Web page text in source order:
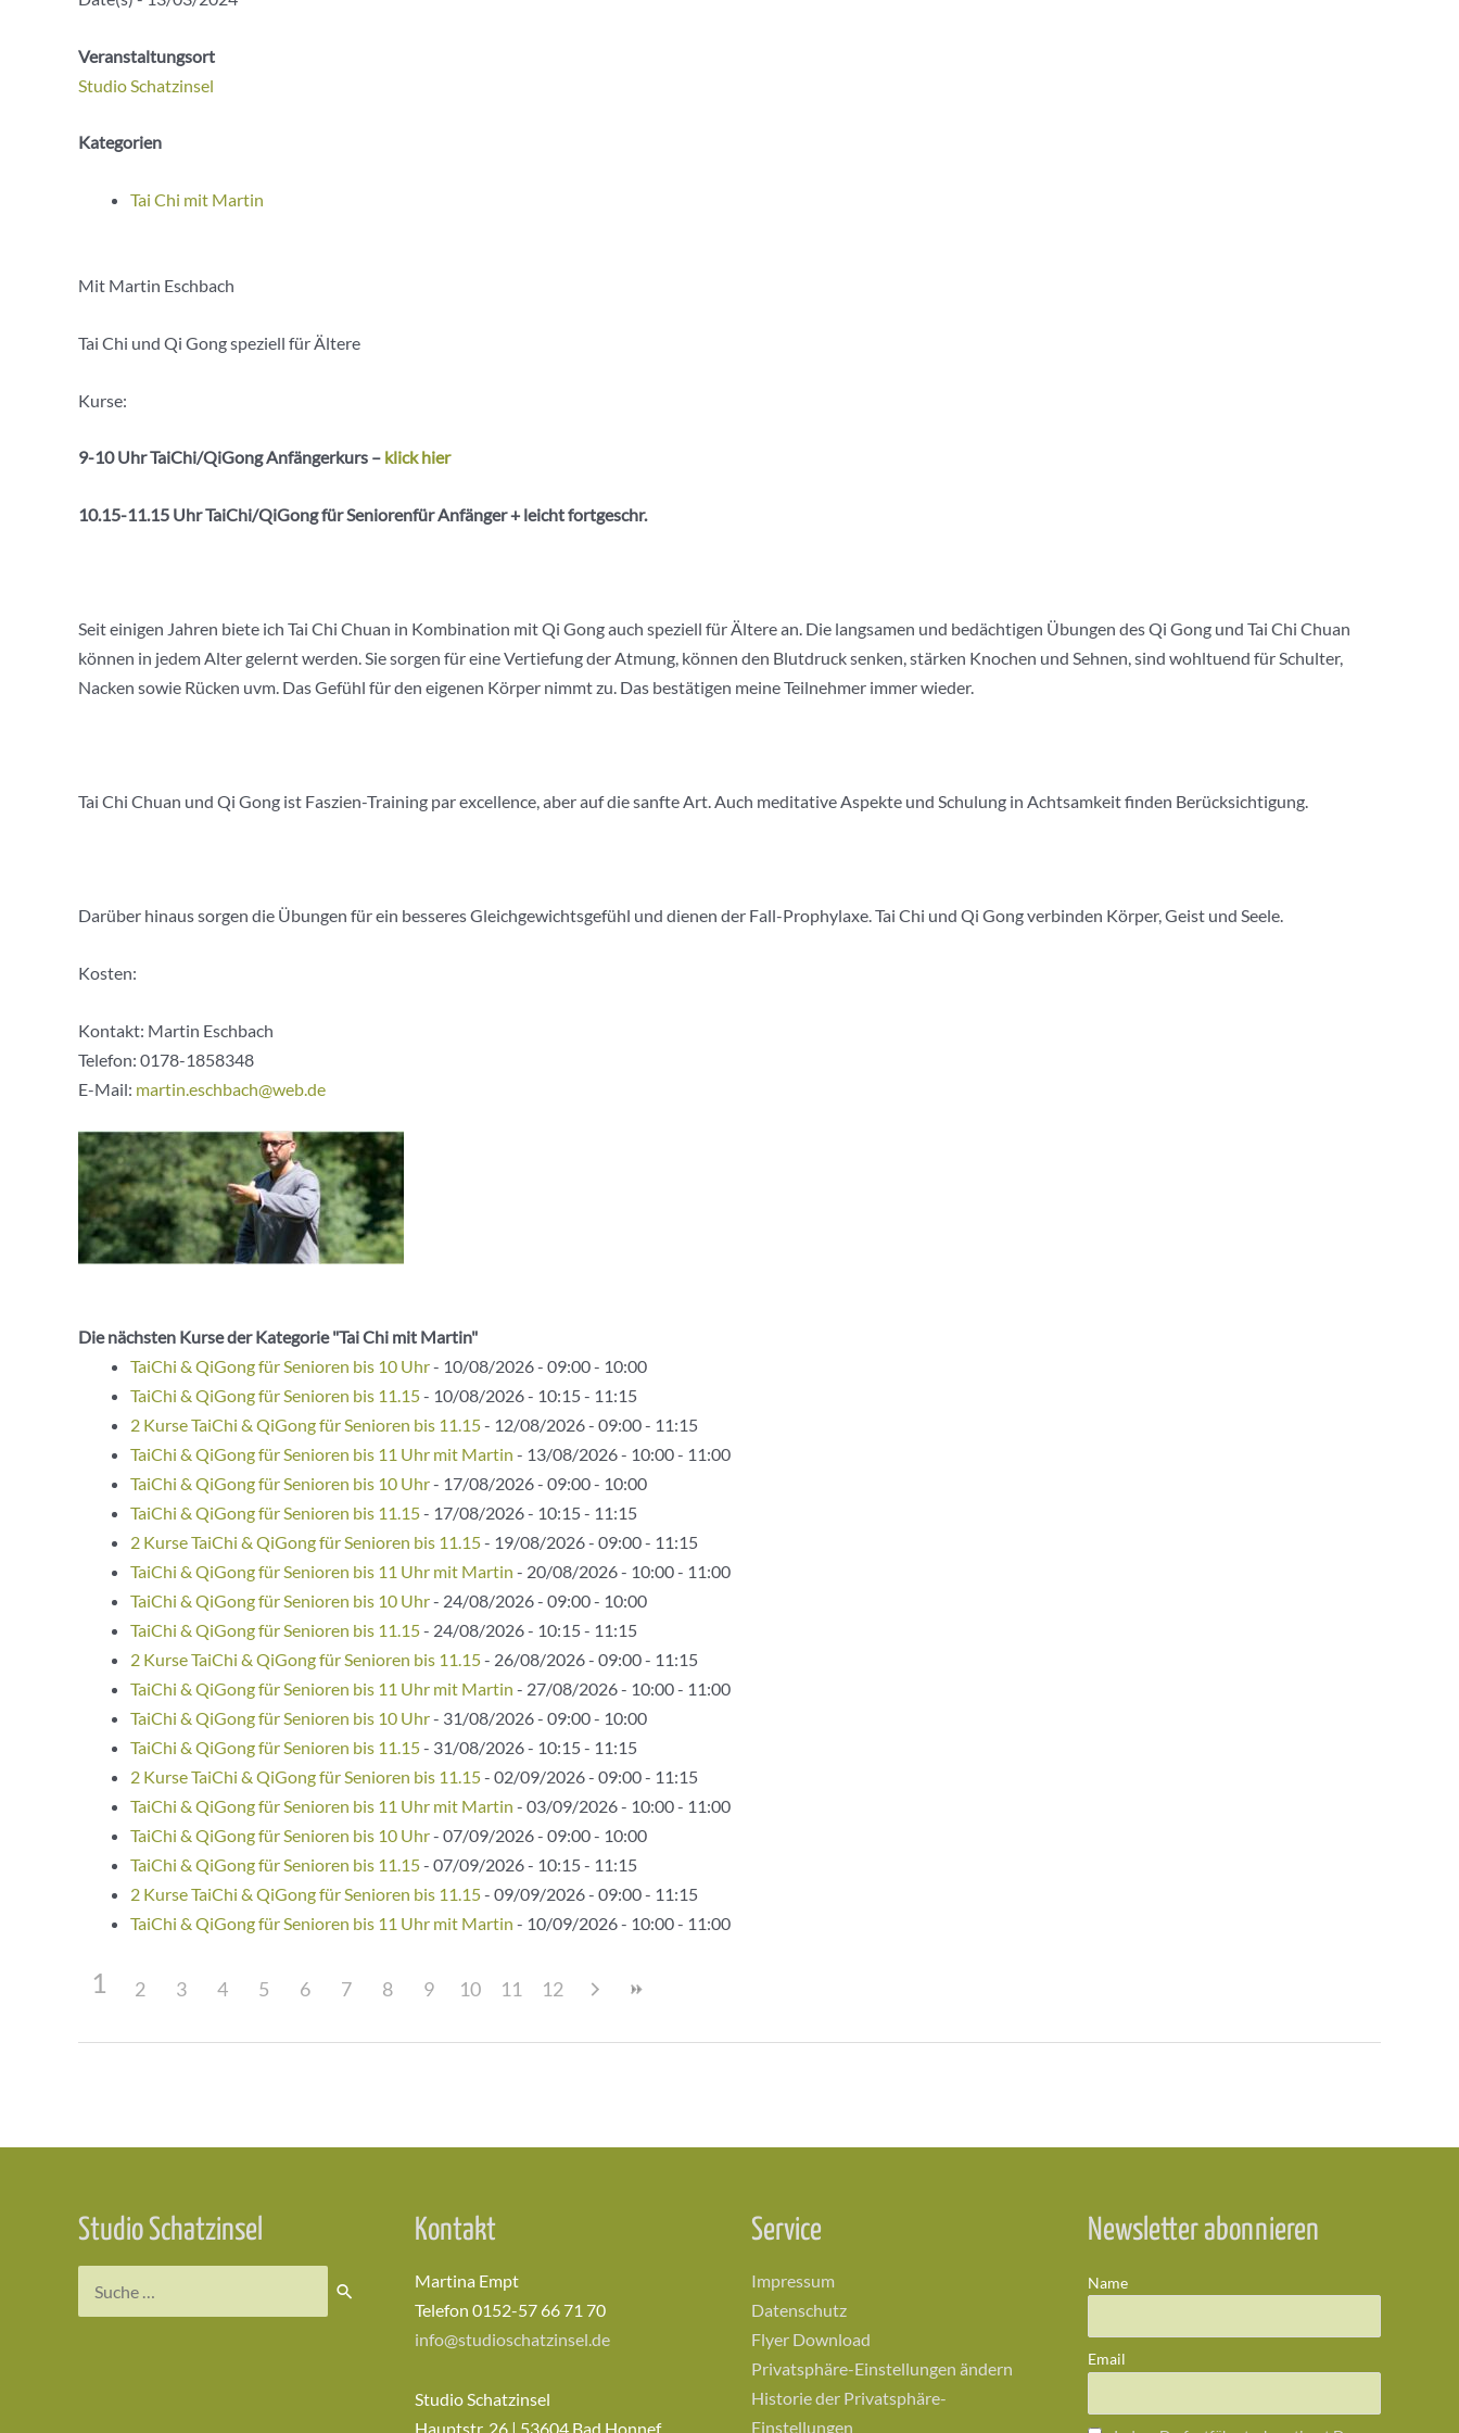
Veranstaltungsort
Studio Schatzinsel
Kategorien
Tai Chi mit Martin
Mit Martin Eschbach
Tai Chi und Qi Gong speziell für Ältere
Kurse:
9-10 UhrTaiChi/QiGongAnfängerkurs – klick hier
10.15-11.15 UhrTaiChi/QiGongfürSeniorenfürAnfänger + leichtfortgeschr.
Seit einigen Jahren biete ich Tai Chi Chuan in Kombination mit Qi Gong auch speziell für Ältere an. Die langsamen und bedächtigen Übungen des Qi Gong und Tai Chi Chuan
können in jedem Alter gelernt werden. Sie sorgen für eine Vertiefung der Atmung, können den Blutdruck senken, stärken Knochen und Sehnen, sind wohltuend für Schulter,
Nacken sowie Rücken uvm. Das Gefühl für den eigenen Körper nimmt zu. Das bestätigen meine Teilnehmer immer wieder.
Tai Chi Chuan und Qi Gong ist Faszien-Training par excellence, aber auf die sanfte Art. Auch meditative Aspekte und Schulung in Achtsamkeit finden Berücksichtigung.
Darüber hinaus sorgen die Übungen für ein besseres Gleichgewichtsgefühl und dienen der Fall-Prophylaxe. Tai Chi und Qi Gong verbinden Körper, Geist und Seele.
Kosten:
Kontakt: Martin Eschbach
Telefon: 0178-1858348
E-Mail: martin.eschbach@web.de
Die nächsten Kurse der Kategorie "Tai Chi mit Martin"
TaiChi & QiGong für Senioren bis 10 Uhr- 10/08/2026 - 09:00 - 10:00
TaiChi & QiGong für Senioren bis 11.15- 10/08/2026 - 10:15 - 11:15
2 Kurse TaiChi & QiGong für Senioren bis 11.15- 12/08/2026 - 09:00 - 11:15
TaiChi & QiGong für Senioren bis 11 Uhr mit Martin - 13/08/2026 - 10:00 - 11:00
TaiChi & QiGong für Senioren bis 10 Uhr- 17/08/2026 - 09:00 - 10:00
TaiChi & QiGong für Senioren bis 11.15- 17/08/2026 - 10:15 - 11:15
2 Kurse TaiChi & QiGong für Senioren bis 11.15- 19/08/2026 - 09:00 - 11:15
TaiChi & QiGong für Senioren bis 11 Uhr mit Martin - 20/08/2026 - 10:00 - 11:00
TaiChi & QiGong für Senioren bis 10 Uhr- 24/08/2026 - 09:00 - 10:00
TaiChi & QiGong für Senioren bis 11.15- 24/08/2026 - 10:15 - 11:15
2 Kurse TaiChi & QiGong für Senioren bis 11.15- 26/08/2026 - 09:00 - 11:15
TaiChi & QiGong für Senioren bis 11 Uhr mit Martin - 27/08/2026 - 10:00 - 11:00
TaiChi & QiGong für Senioren bis 10 Uhr- 31/08/2026 - 09:00 - 10:00
TaiChi & QiGong für Senioren bis 11.15- 31/08/2026 - 10:15 - 11:15
2 Kurse TaiChi & QiGong für Senioren bis 11.15- 02/09/2026 - 09:00 - 11:15
TaiChi & QiGong für Senioren bis 11 Uhr mit Martin - 03/09/2026 - 10:00 - 11:00
TaiChi & QiGong für Senioren bis 10 Uhr- 07/09/2026 - 09:00 - 10:00
TaiChi & QiGong für Senioren bis 11.15- 07/09/2026 - 10:15 - 11:15
2 Kurse TaiChi & QiGong für Senioren bis 11.15- 09/09/2026 - 09:00 - 11:15
TaiChi & QiGong für Senioren bis 11 Uhr mit Martin - 10/09/2026 - 10:00 - 11:00
1 2 3 4 5 6 7 8 9 10 11 12
Studio Schatzinsel Kontakt
Martina Empt
Telefon 0152-57 66 71 70
info@studioschatzinsel.de
Studio Schatzinsel
Hauptstr. 26 | 53604 Bad Honnef
Service
Impressum
Datenschutz
Flyer Download
Privatsphäre-Einstellungen ändern
Historie der Privatsphäre-
Einstellungen
Newsletter abonnieren
Name
Email